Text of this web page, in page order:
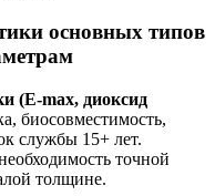
основных типов
(E-max, диоксид
биосовместимость,
службы 15+ лет.
точной
толщине.